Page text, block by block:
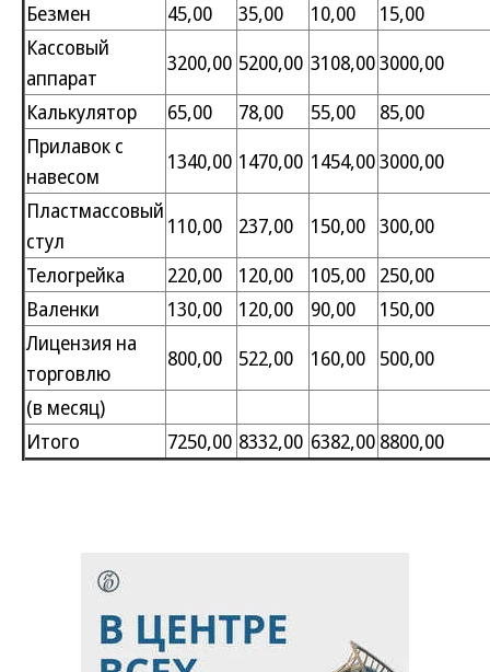
Безмен
45,00 35,00 10,00
15,00
Кассовый
аппарат
3200,00 5200,00 3108,003000,00
Калькулятор
65,00 78,00 55,00
85,00
Прилавок с
навесом
1340,00 1470,00 1454,003000,00
Пластмассовый
стул
110,00 237,00 150,00 300,00
Телогрейка
220,00 120,00 105,00 250,00
Валенки
130,00 120,00 90,00
150,00
Лицензия на
торговлю
800,00 522,00 160,00 500,00
(в месяц)
Итого
7250,00 8332,00 6382,00 8800,00